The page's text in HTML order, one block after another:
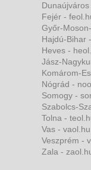
Fejér -
Győr-
Hajdú-Bihar
Heves -
Jász-
Komárom-
Nógrád -
Somogy -
Szabolcs-
Tolna -
Vas - vaol.hu
Veszprém -
Zala -